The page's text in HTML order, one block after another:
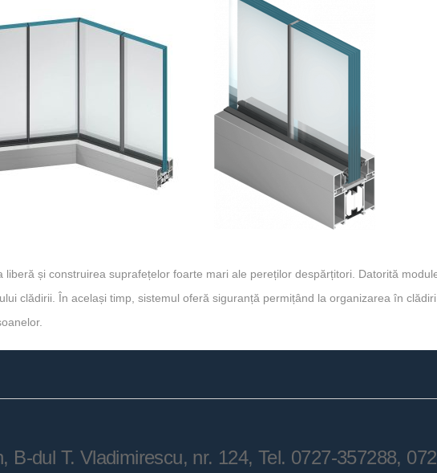
și construirea suprafețelor foarte mari ale pereților despărțitori. Datorită
clădirii. În același timp, sistemul oferă siguranță permițând la organizarea în
dul T. Vladimirescu, nr. 124, Tel. 0727-357288,